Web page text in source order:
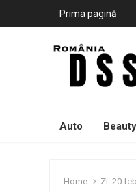
Prima pagină
Auto Beauty
Home Zi: 20